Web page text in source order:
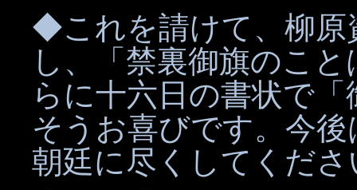
◆これを請けて、柳原
し、「禁裏御旗のこ
らに十六日の書状で
そうお喜びです。今
朝廷に尽くしてくだ